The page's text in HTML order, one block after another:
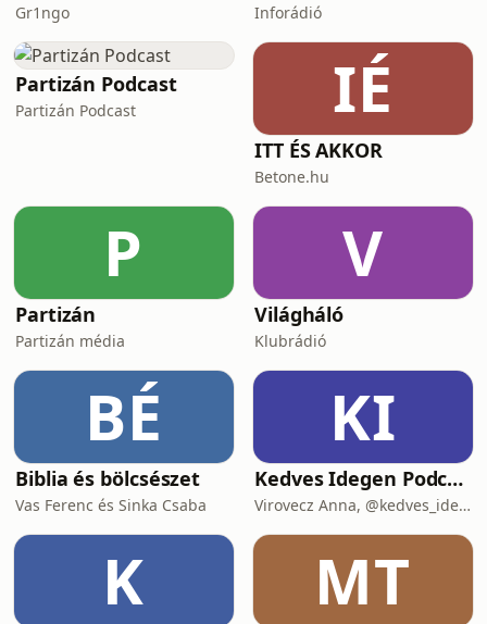
Gr1ngo Inforádió
Partizán Podcast
Partizán Podcast IÉ
ITT ÉS AKKOR
Betone.hu
P
Partizán
Partizán média
V
Világháló
Klubrádió
BÉ
Biblia és bölcsészet
Vas Ferenc és Sinka Csaba
KI
Kedves Idegen Podcast
Virovecz Anna, @kedves_idegen és Csibra-Kaizler Tamara, újságíró
K MT